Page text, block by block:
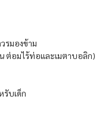
รมองข้าม
ต่อมไร้ท่อและเมตาบอลิก)
บเด็ก